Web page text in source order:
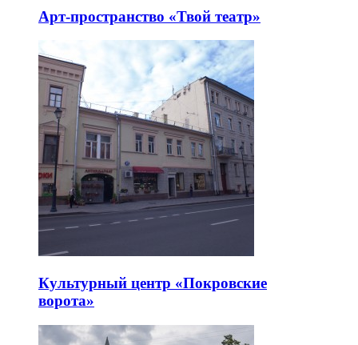
Арт-пространство «Твой театр»
Культурный центр «Покровские
ворота»